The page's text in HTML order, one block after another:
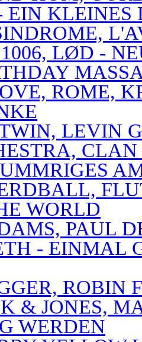
EIN KLEINES
LØD -
ROME,
LEVIN
WORLD
PAUL
- EINMAL
ROBIN
& JONES,
WERDEN